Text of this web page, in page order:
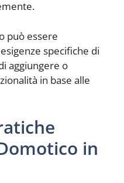
può essere
specifiche di
aggiungere o
in base alle
in